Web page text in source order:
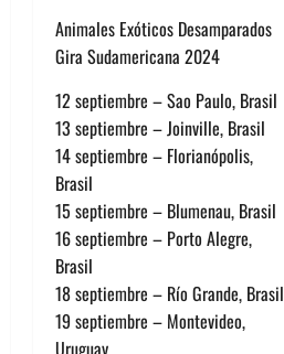
Animales Exóticos Desamparados
Gira Sudamericana 2024
12 septiembre – Sao Paulo, Brasil
13 septiembre – Joinville, Brasil
14 septiembre – Florianópolis,
Brasil
15 septiembre – Blumenau, Brasil
16 septiembre – Porto Alegre,
Brasil
18 septiembre – Río Grande, Brasil
19 septiembre – Montevideo,
Uruguay